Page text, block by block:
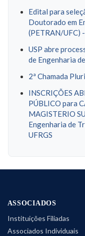
Edital para
Doutorado em
(PETRAN/UFC)
USP abre
de Engenharia
2ª Chamada
INSCRIÇÕES
PÚBLICO para
MAGISTERIO
Engenharia de
UFRGS
ASSOCIADOS
Instituições Filiadas
Associados Individuais